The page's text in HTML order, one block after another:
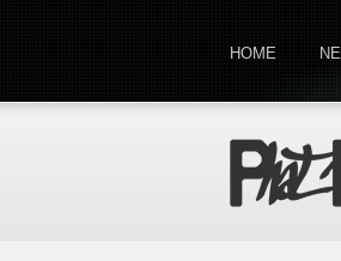
HOME